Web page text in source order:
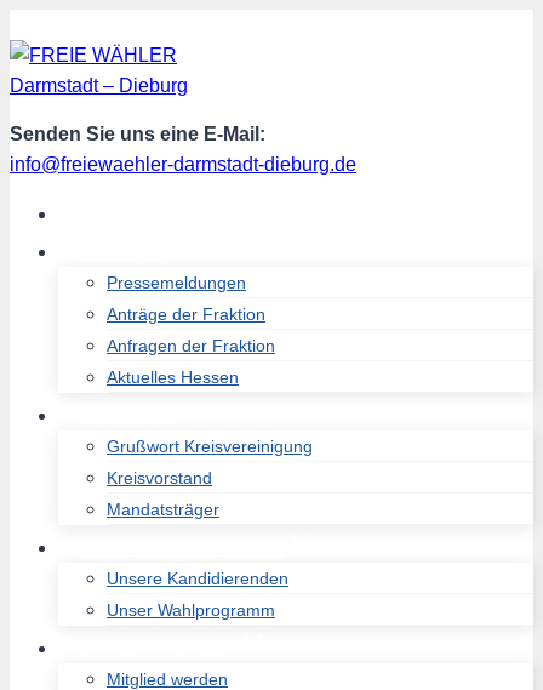
Inhalt
springen
Senden Sie uns eine E-Mail:
info@freiewaehler-darmstadt-dieburg.de
Pressemeldungen
Anträge der Fraktion
Anfragen der Fraktion
Aktuelles Hessen
Grußwort Kreisvereinigung
Kreisvorstand
Mandatsträger
Unsere Kandidierenden
Unser Wahlprogramm
Mitglied werden